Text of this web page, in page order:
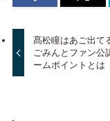
髙松瞳はあご出て
ごみんとファン公
ームポイントとは